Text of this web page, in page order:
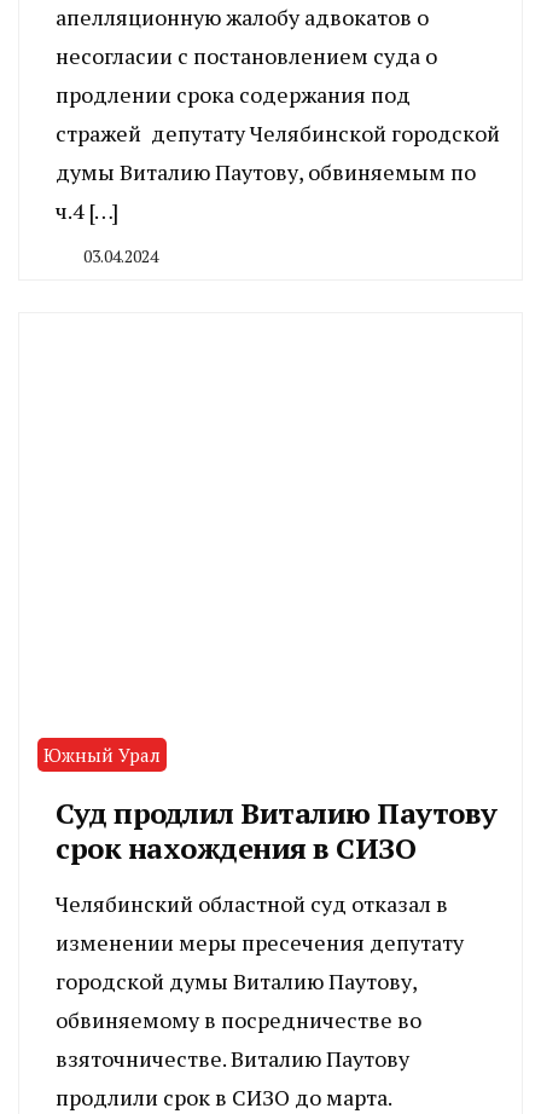
апелляционную жалобу адвокатов о
несогласии с постановлением суда о
продлении срока содержания под
стражей депутату Челябинской городской
думы Виталию Паутову, обвиняемым по
ч.4 […]
03.04.2024
Южный Урал
Суд продлил Виталию Паутову
срок нахождения в СИЗО
Челябинский областной суд отказал в
изменении меры пресечения депутату
городской думы Виталию Паутову,
обвиняемому в посредничестве во
взяточничестве. Виталию Паутову
продлили срок в СИЗО до марта.